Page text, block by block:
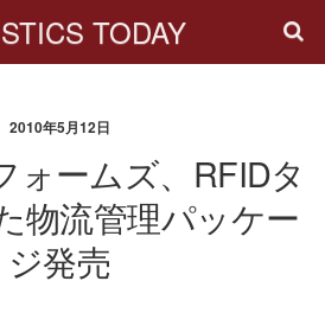
TODAY
2010年5月12日
ォームズ、RFIDタ
物流管理パッケー
ジ発売